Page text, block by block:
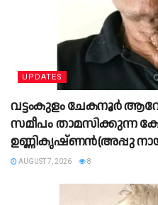
UPDATES
വട്ടംകുളം ചേകനൂർ
സമീപം താമസിക്കുന്ന
ഉണ്ണികൃഷ്ണൻ(അപ്പു
AUGUST 7, 2026 8